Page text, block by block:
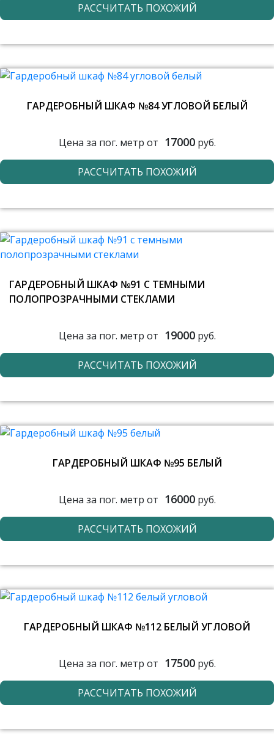
РАССЧИТАТЬ ПОХОЖИЙ
ГАРДЕРОБНЫЙ ШКАФ №84 УГЛОВОЙ БЕЛЫЙ
Цена за пог. метр от 17000руб.
РАССЧИТАТЬ ПОХОЖИЙ
ГАРДЕРОБНЫЙ ШКАФ №91 С ТЕМНЫМИ
ПОЛОПРОЗРАЧНЫМИ СТЕКЛАМИ
Цена за пог. метр от 19000руб.
РАССЧИТАТЬ ПОХОЖИЙ
ГАРДЕРОБНЫЙ ШКАФ №95 БЕЛЫЙ
Цена за пог. метр от 16000руб.
РАССЧИТАТЬ ПОХОЖИЙ
ГАРДЕРОБНЫЙ ШКАФ №112 БЕЛЫЙ УГЛОВОЙ
Цена за пог. метр от 17500руб.
РАССЧИТАТЬ ПОХОЖИЙ